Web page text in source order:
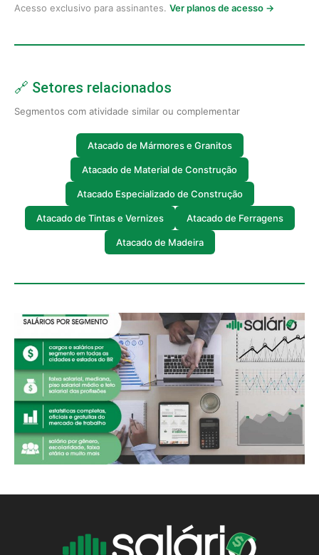
Acesso exclusivo para assinantes. Ver planos de acesso →
🔗 Setores relacionados
Segmentos com atividade similar ou complementar
Atacado de Mármores e Granitos
Atacado de Material de Construção
Atacado Especializado de Construção
Atacado de Tintas e Vernizes Atacado de Ferragens
Atacado de Madeira